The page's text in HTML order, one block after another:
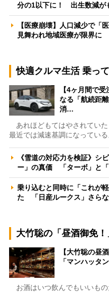
分の1以下に！ 出生数減
【医療崩壊】人口減少で「
見舞われ地域医療が限界
快適クルマ生活 乗っ
【4ヶ月間で
なる「航続距
消…
あれほどもてはやされていた
最近では減速基調になってい
《雪道の対応力を検証》シ
ー」の真価 「ターボ」と
乗り込むと同時に「これが
た 「日産ルークス」さら
大竹聡の「昼酒御免！
【大竹聡の昼
「マンハッタ
お酒はいつ飲んでもいいも